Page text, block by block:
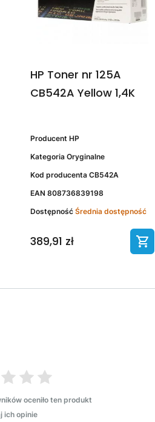
HP Toner nr 125A
CB542A Yellow 1,4K
Producent HP
Kategoria Oryginalne
Kod producenta CB542A
EAN 808736839198
Dostępność Średnia dostępność
389,91 zł
oceniło ten produkt
ich opinie